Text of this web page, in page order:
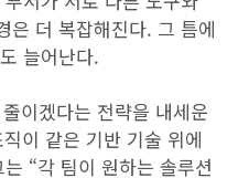
은 더 복잡해진다. 그 틈에
늘어난다.
이겠다는 전략을 내세운
이 같은 기반 기술 위에
“각 팀이 원하는 솔루션